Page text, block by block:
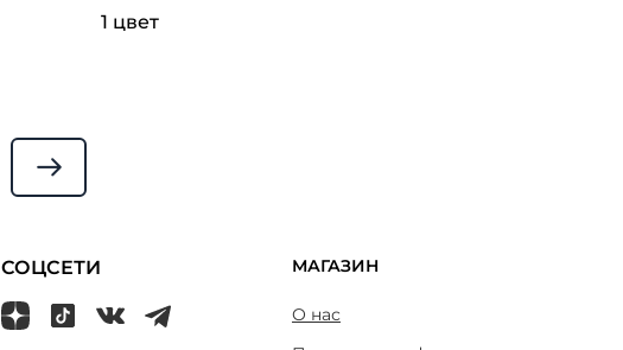
1 цвет
СОЦСЕТИ МАГАЗИН
О нас